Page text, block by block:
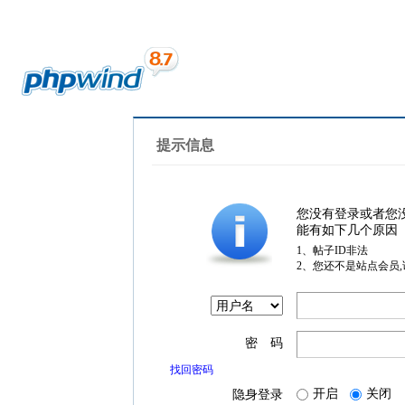
提示信息
您没有登录或者您
能有如下几个原因
1、帖子ID非法
2、您还不是站点会员
密 码
找回密码
隐身登录 开启 关闭